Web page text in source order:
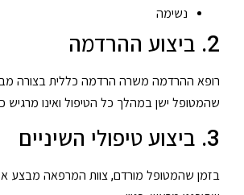
נשימה
2. ביצוע ההרדמה
רופא ההרדמה משרה הרדמה כללית בצורה
שהמטופל ישן במהלך כל הטיפול ואינו מרגיש
3. ביצוע טיפולי השיניים
בזמן שהמטופל מורדם, צוות המרפאה מבצע